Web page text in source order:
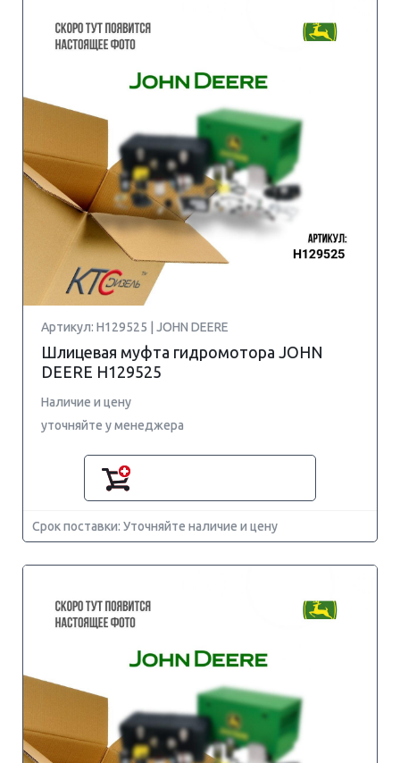
Артикул: H129525 | JOHN DEERE
Шлицевая муфта гидромотора JOHN
DEERE H129525
Наличие и цену
уточняйте у менеджера
Срок поставки: Уточняйте наличие и цену